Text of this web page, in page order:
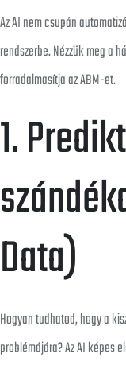
Az AI nem csupán
rendszerbe. Nézzük meg a
forradalmasítja az ABM-et.
1.
Data)
Hogyan tudhatod, hogy a
problémájára? Az AI képes